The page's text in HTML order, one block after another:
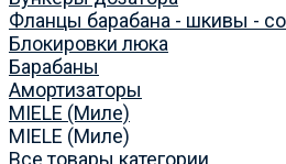
Фланцы барабана - шкивы -
Блокировки люка
Барабаны
Амортизаторы
MIELE (Миле)
MIELE (Миле)
Все товары категории